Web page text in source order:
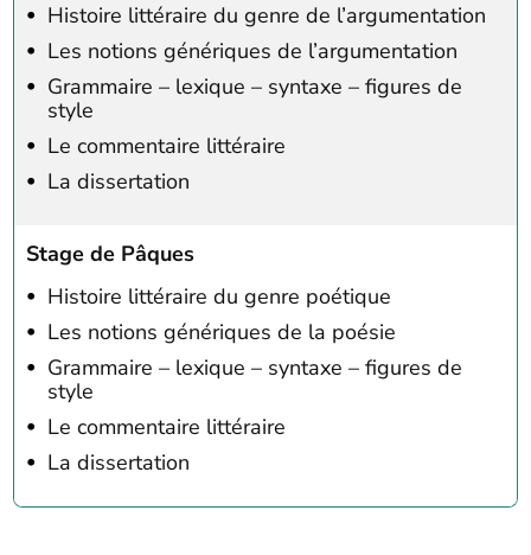
Histoire littéraire du genre de l’argumentation
Les notions génériques de l’argumentation
Grammaire – lexique – syntaxe – figures de
style
Le commentaire littéraire
La dissertation
Stage de Pâques
Histoire littéraire du genre poétique
Les notions génériques de la poésie
Grammaire – lexique – syntaxe – figures de
style
Le commentaire littéraire
La dissertation